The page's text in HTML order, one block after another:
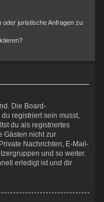
oder juristische Anfragen zu
Die Board-
registriert sein musst,
du als registriertes
Gästen nicht zur
Nachrichten, E-Mail-
und so weiter.
erledigt ist und dir